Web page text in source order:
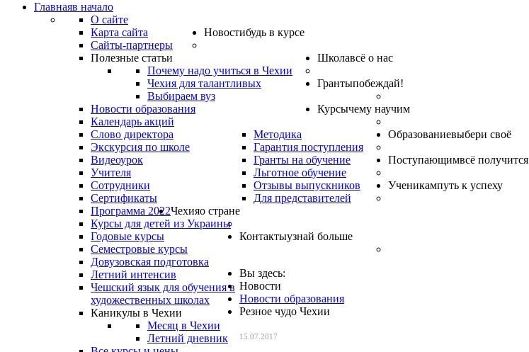
Главнаяв начало
О сайте
Карта сайта
Сайты-партнеры
Новостибудь в курсе
Полезные статьи
Почему надо учиться в Чехии
Чехия для талантливых
Выбираем вуз
Новости образования
Календарь акций
Школавсё о нас
Слово директора
Экскурсия по школе
Видеоурок
Учителя
Сотрудники
Сертификаты
Методика
Гарантия поступления
Гранты на обучение
Льготное обучение
Отзывы выпускников
Для представителей
Грантыпобеждай!
Программа 2022
Курсычему научим
Курсы для детей из Украины
Годовые курсы
Семестровые курсы
Довузовская подготовка
Летний интенсив
Чешский язык для обучения в
художественных школах
Каникулы в Чехии
Месяц в Чехии
Летний дневник
Образованиевыбери своё
Поступающимвсё получится
Ученикампуть к успеху
Чехияо стране
Контактыузнай больше
Вы здесь:
Новости
Новости образования
Резное чудо Чехии
15.07.2017